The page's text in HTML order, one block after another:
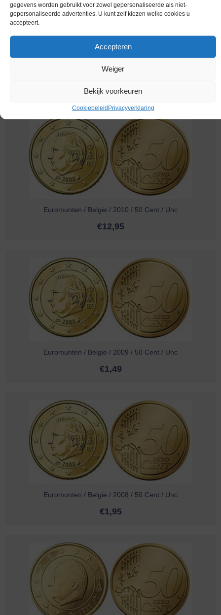
gegevens worden gebruikt voor zowel gepersonaliseerde als niet-
gepersonaliseerde advertenties. U kunt zelf kiezen welke cookies u
accepteert.
Accepteren
Weiger
Bekijk voorkeuren
CookiebeleidPrivacyverklaring
Euromunten / Belgie / 2011 / 50 Cent / Unc
Euromunten / Belgie / 2010 / 50 Cent / Unc
€12,95
Euromunten / Belgie / 2009 / 50 Cent / Unc
€1,49
Euromunten / Belgie / 2008 / 50 Cent / Unc
€1,95